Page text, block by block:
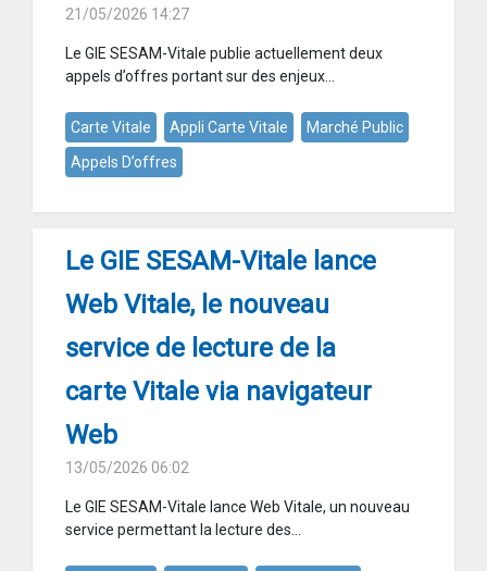
21/05/2026 14:27
Le GIE SESAM-Vitale publie actuellement deux
appels d’offres portant sur des enjeux...
Carte Vitale Appli Carte Vitale
Marché Public
Appels D’offres
Le GIE SESAM-Vitale lance
Web Vitale, le nouveau
service de lecture de la
carte Vitale via navigateur
Web
13/05/2026 06:02
Le GIE SESAM-Vitale lance Web Vitale, un nouveau
service permettant la lecture des...